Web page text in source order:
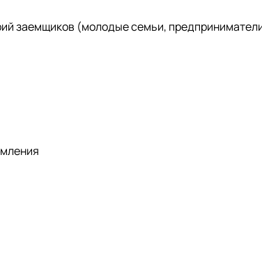
заемщиков (молодые семьи,